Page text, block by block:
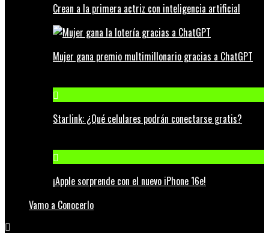
Crean a la primera actriz con inteligencia artificial
Mujer gana premio multimillonario gracias a ChatGPT
Starlink: ¿Qué celulares podrán conectarse gratis?
¡Apple sorprende con el nuevo iPhone 16e!
Vamo a Conocerlo